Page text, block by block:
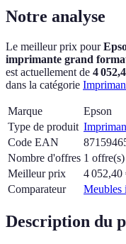
Notre analyse
Le meilleur prix pour
imprimante grand
est actuellement de 4
dans la catégorie
Marque
Epson
Type de produit
Code EAN
Nombre d'offres 1
Meilleur prix
4 052,40
Comparateur
Meubles
Description du